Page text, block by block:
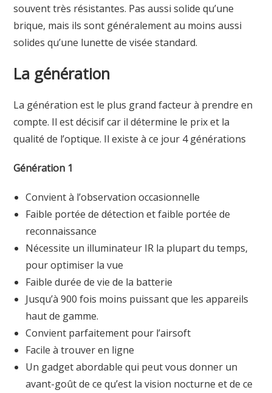
souvent très résistantes. Pas aussi solide qu’une
brique, mais ils sont généralement au moins aussi
solides qu’une lunette de visée standard.
La génération
La génération est le plus grand facteur à prendre en
compte. Il est décisif car il détermine le prix et la
qualité de l’optique. Il existe à ce jour 4 générations
Génération 1
Convient à l’observation occasionnelle
Faible portée de détection et faible portée de
reconnaissance
Nécessite un illuminateur IR la plupart du temps,
pour optimiser la vue
Faible durée de vie de la batterie
Jusqu’à 900 fois moins puissant que les appareils
haut de gamme.
Convient parfaitement pour l’airsoft
Facile à trouver en ligne
Un gadget abordable qui peut vous donner un
avant-goût de ce qu’est la vision nocturne et de ce